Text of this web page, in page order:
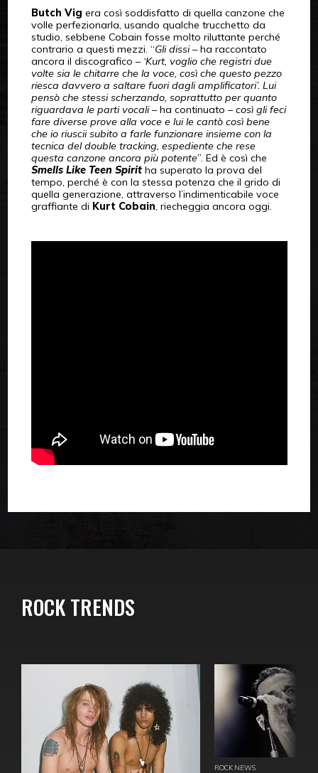
Butch Vig era così soddisfatto di quella canzone che
volle perfezionarla, usando qualche trucchetto da
studio, sebbene Cobain fosse molto riluttante perché
contrario a questi mezzi. “Gli dissi– ha raccontato
ancora il discografico – ‘Kurt, voglio che registri due
volte sia le chitarre che la voce, così che questo pezzo
riesca davvero a saltare fuori dagli amplificatori’. Lui
pensò che stessi scherzando, soprattutto per quanto
riguardava le parti vocali– ha continuato –così gli feci
fare diverse prove alla voce e lui le cantò così bene
che io riuscii subito a farle funzionare insieme con la
tecnica del double tracking, espediente che rese
questa canzone ancora più potente”. Ed è così che
Smells Like Teen Spiritha superato la prova del
tempo, perché è con la stessa potenza che il grido di
quella generazione, attraverso l’indimenticabile voce
graffiante di Kurt Cobain , riecheggia ancora oggi.
ROCK TRENDS
ROCK NEWS